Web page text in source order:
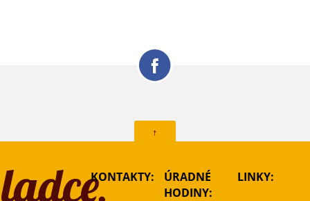
↑
KONTAKTY:
ÚRADNÉ
HODINY:
LINKY: